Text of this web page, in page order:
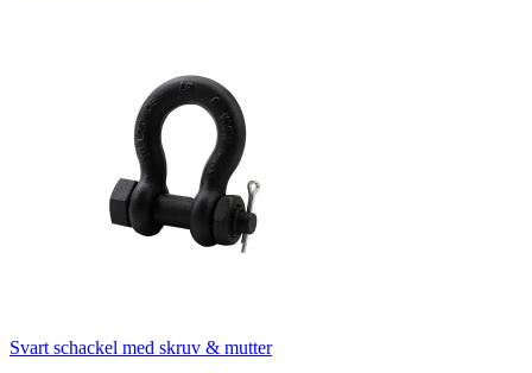
Svart schackel med skruv & mutter